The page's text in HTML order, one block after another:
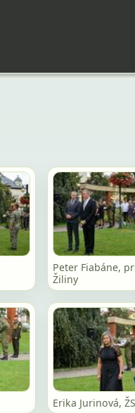
Peter Fiabáne,
Žiliny
Erika Jurinová,